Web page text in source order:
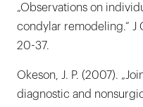
„Observations on
condylar remodeling.“ J
20-37.
Okeson, J. P. (2007).
diagnostic and